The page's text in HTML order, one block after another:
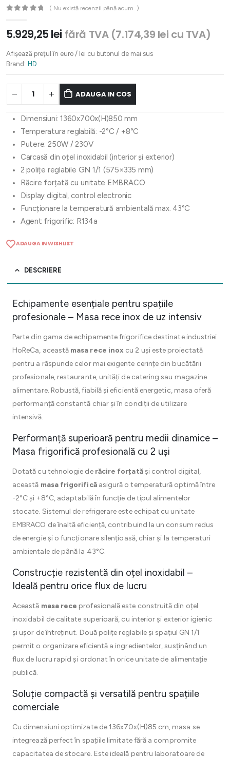
( Nu există recenzii până acum. )
5.929,25 lei fără TVA (7.174,39 lei cu TVA)
Afișează prețul în euro / lei cu butonul de mai sus
Brand: HD
ADAUGA IN COS
Dimensiuni: 1360x700x(H)850 mm
Temperatura reglabilă: -2°C / +8°C
Putere: 250W / 230V
Carcasă din oțel inoxidabil (interior și exterior)
2 polițe reglabile GN 1/1 (575×335 mm)
Răcire forțată cu unitate EMBRACO
Display digital, control electronic
Funcționare la temperatură ambientală max. 43°C
Agent frigorific: R134a
ADAUGA IN WISHLIST
DESCRIERE
Echipamente esențiale pentru spațiile
profesionale – Masa rece inox de uz intensiv
Parte din gama de echipamente frigorifice destinate industriei
HoReCa, această masa rece inox cu 2 uși este proiectată
pentru a răspunde celor mai exigente cerințe din bucătării
profesionale, restaurante, unități de catering sau magazine
alimentare. Robustă, fiabilă și eficientă energetic, masa oferă
performanță constantă chiar și în condiții de utilizare
intensivă.
Performanță superioară pentru medii dinamice –
Masa frigorifică profesională cu 2 uși
Dotată cu tehnologie de răcire forțatăși control digital,
această masa frigorificăasigură o temperatură optimă între
-2°C și +8°C, adaptabilă în funcție de tipul alimentelor
stocate. Sistemul de refrigerare este echipat cu unitate
EMBRACO de înaltă eficiență, contribuind la un consum redus
de energie și o funcționare silențioasă, chiar și la temperaturi
ambientale de până la 43°C.
Construcție rezistentă din oțel inoxidabil –
Ideală pentru orice flux de lucru
Această masa rece profesională este construită din oțel
inoxidabil de calitate superioară, cu interior și exterior igienic
și ușor de întreținut. Două polițe reglabile și spațiul GN 1/1
permit o organizare eficientă a ingredientelor, susținând un
flux de lucru rapid și ordonat în orice unitate de alimentație
publică.
Soluție compactă și versatilă pentru spațiile
comerciale
Cu dimensiuni optimizate de 136x70x(H)85 cm, masa se
integrează perfect în spațiile limitate fără a compromite
capacitatea de stocare. Este ideală pentru laboratoare de